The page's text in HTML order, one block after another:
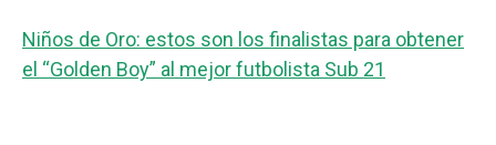
Niños de Oro: estos son los finalistas para obtener
el “Golden Boy” al mejor futbolista Sub 21